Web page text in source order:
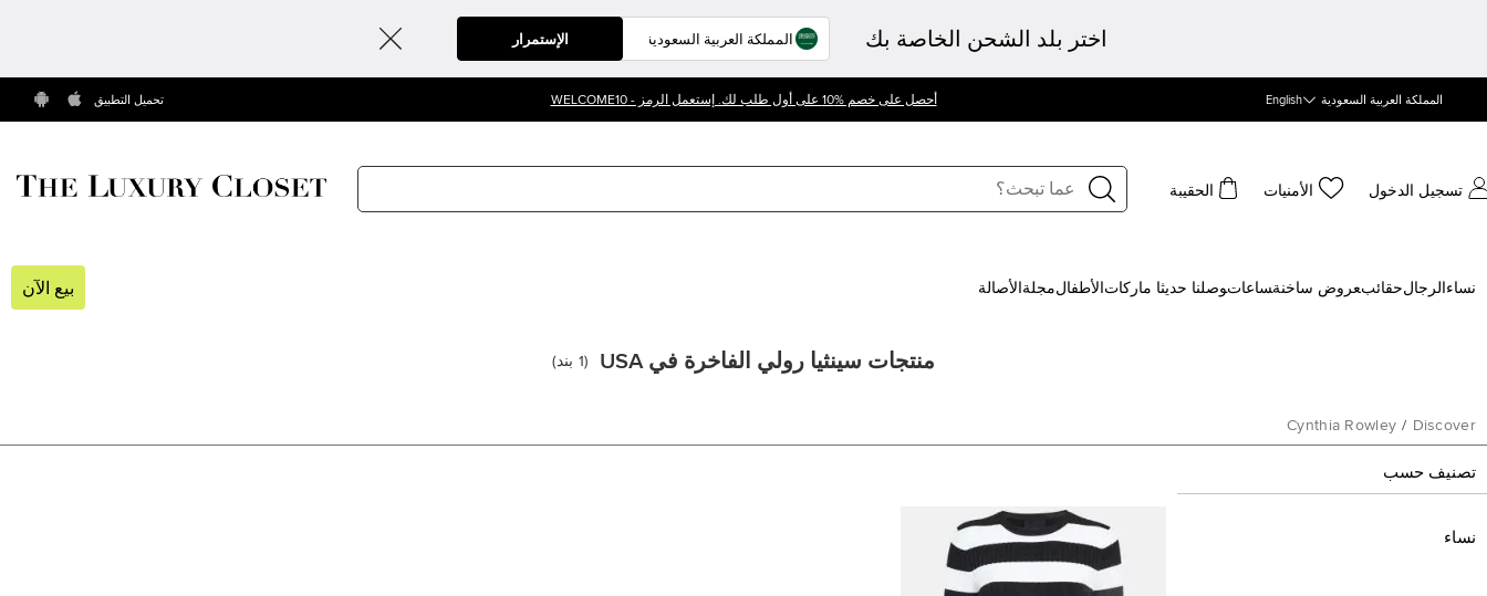
اختر بلد الشحن الخاصة بك الإستمرار
المملكة العربية السعودية English أحصل على خصم %10 على أول طلب لك. إستعمل الرمز - WELCOME10 تحميل التطبيق
تسجيل الدخول الأمنيات الحقيبة
نساء الرجالحقائب‍عروض ساخنة‍ساعات‍وصلنا حديثا ‍ ماركات الأطفالمجلة الأصالة بيع الآن
منتجات سينثيا رولي الفاخرة في USA (
1 بند)
Discover
/
Cynthia Rowley
تصنيف حسب
نساء